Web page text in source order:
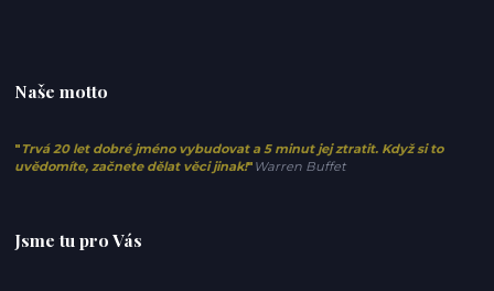
Naše motto
" Trvá 20 let dobré jméno vybudovat a 5 minut jej ztratit. Když si to
uvědomíte, začnete dělat věci jinak!" Warren Buffet
Jsme tu pro Vás